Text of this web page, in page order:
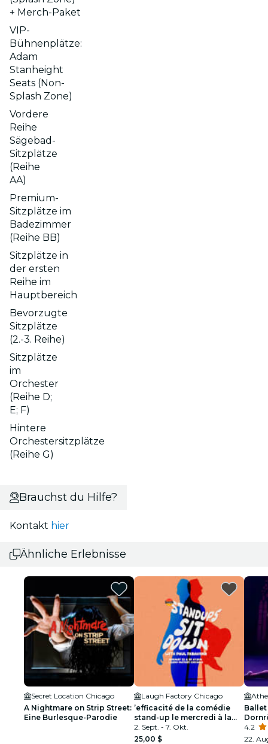
+ Merch-Paket
VIP-
Bühnenplätze:
Adam
Stanheight
Seats (Non-
Splash Zone)
Vordere
Reihe
Sägebad-
Sitzplätze
(Reihe
AA)
Premium-
Sitzplätze im
Badezimmer
(Reihe BB)
Sitzplätze in
der ersten
Reihe im
Hauptbereich
Bevorzugte
Sitzplätze
(2.-3. Reihe)
Sitzplätze
im
Orchester
(Reihe D;
E; F)
Hintere
Orchestersitzplätze
(Reihe G)
Brauchst du Hilfe?
Kontakt hier
Ähnliche Erlebnisse
Secret Location Chicago
A Nightmare on Strip Street:
Eine Burlesque-Parodie
Laugh Factory Chicago
’efficacité de la comédie
stand-up le mercredi à la
Laugh Factory Chicago
2. Sept. - 7. Okt.
25,00 $
4.2
22.